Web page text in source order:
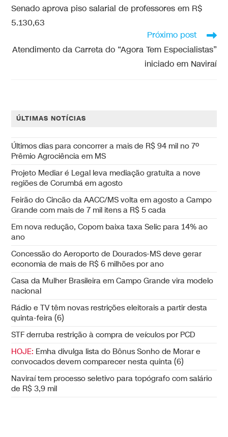
Senado aprova piso salarial de professores em R$
5.130,63
Próximo post
Atendimento da Carreta do “Agora Tem Especialistas”
iniciado em Naviraí
ÚLTIMAS NOTÍCIAS
Últimos dias para concorrer a mais de R$ 94 mil no 7º
Prêmio Agrociência em MS
Projeto Mediar é Legal leva mediação gratuita a nove
regiões de Corumbá em agosto
Feirão do Cincão da AACC/MS volta em agosto a Campo
Grande com mais de 7 mil itens a R$ 5 cada
Em nova redução, Copom baixa taxa Selic para 14% ao
ano
Concessão do Aeroporto de Dourados-MS deve gerar
economia de mais de R$ 6 milhões por ano
Casa da Mulher Brasileira em Campo Grande vira modelo
nacional
Rádio e TV têm novas restrições eleitorais a partir desta
quinta-feira (6)
STF derruba restrição à compra de veículos por PCD
HOJE: Emha divulga lista do Bônus Sonho de Morar e
convocados devem comparecer nesta quinta (6)
Naviraí tem processo seletivo para topógrafo com salário
de R$ 3,9 mil